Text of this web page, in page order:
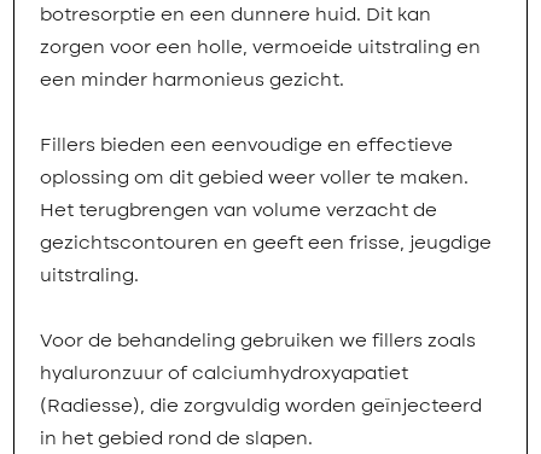
botresorptie en een dunnere huid. Dit kan
zorgen voor een holle, vermoeide uitstraling en
een minder harmonieus gezicht.
Fillers bieden een eenvoudige en effectieve
oplossing om dit gebied weer voller te maken.
Het terugbrengen van volume verzacht de
gezichtscontouren en geeft een frisse, jeugdige
uitstraling.
Voor de behandeling gebruiken we fillers zoals
hyaluronzuur of calciumhydroxyapatiet
(Radiesse), die zorgvuldig worden geïnjecteerd
in het gebied rond de slapen.